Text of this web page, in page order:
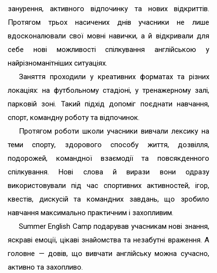
занурення, активного відпочинку та нових відкриттів.
Протягом трьох насичених днів учасники не лише
вдосконалювали свої мовні навички, а й відкривали для
себе нові можливості спілкування англійською у
найрізноманітніших ситуаціях.
Заняття проходили у креативних форматах та різних
локаціях: на футбольному стадіоні, у тренажерному залі,
парковій зоні. Такий підхід допоміг поєднати навчання,
спорт, командну роботу та відпочинок.
Протягом роботи школи учасники вивчали лексику на
теми спорту, здорового способу життя, дозвілля,
подорожей, командної взаємодії та повсякденного
спілкування. Нові слова й вирази вони одразу
використовували під час спортивних активностей, ігор,
квестів, дискусій та командних завдань, що зробило
навчання максимально практичним і захопливим.
Summer English Camp подарував учасникам нові знання,
яскраві емоції, цікаві знайомства та незабутні враження. А
головне — довів, що вивчати англійську можна сучасно,
активно та захопливо.